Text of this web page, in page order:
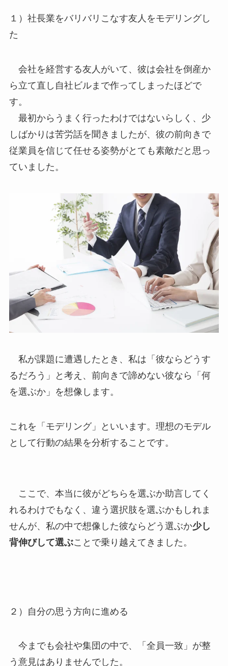
１）社長業をバリバリこなす友人をモデリングし
た
会社を経営する友人がいて、彼は会社を倒産か
ら立て直し自社ビルまで作ってしまったほどで
す。
最初からうまく行ったわけではないらしく、少
しばかりは苦労話を聞きましたが、彼の前向きで
従業員を信じて任せる姿勢がとても素敵だと思っ
ていました。
私が課題に遭遇したとき、私は「彼ならどうす
るだろう」と考え、前向きで諦めない彼なら「何
を選ぶか」を想像します。
これを「モデリング」といいます。理想のモデル
として行動の結果を分析することです。
ここで、本当に彼がどちらを選ぶか助言してく
れるわけでもなく、違う選択肢を選ぶかもしれま
せんが、私の中で想像した彼ならどう選ぶか少し
背伸びして選ぶことで乗り越えてきました。
２）自分の思う方向に進める
今までも会社や集団の中で、「全員一致」が整
う意見はありませんでした。